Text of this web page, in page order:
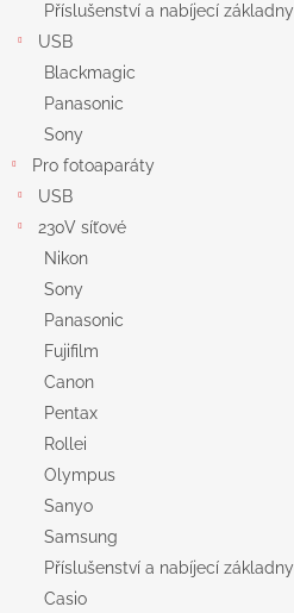
Příslušenství a nabíjecí základny
USB
Blackmagic
Panasonic
Sony
Pro fotoaparáty
USB
230V síťové
Nikon
Sony
Panasonic
Fujifilm
Canon
Pentax
Rollei
Olympus
Sanyo
Samsung
Příslušenství a nabíjecí základny
Casio